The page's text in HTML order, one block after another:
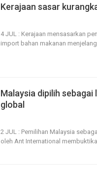
Kerajaan sasar
4 JUL : Kerajaan mensasarkan
import bahan makanan menjelang
Malaysia dipilih sebagai
global
2 JUL : Pemilihan Malaysia
oleh Ant International